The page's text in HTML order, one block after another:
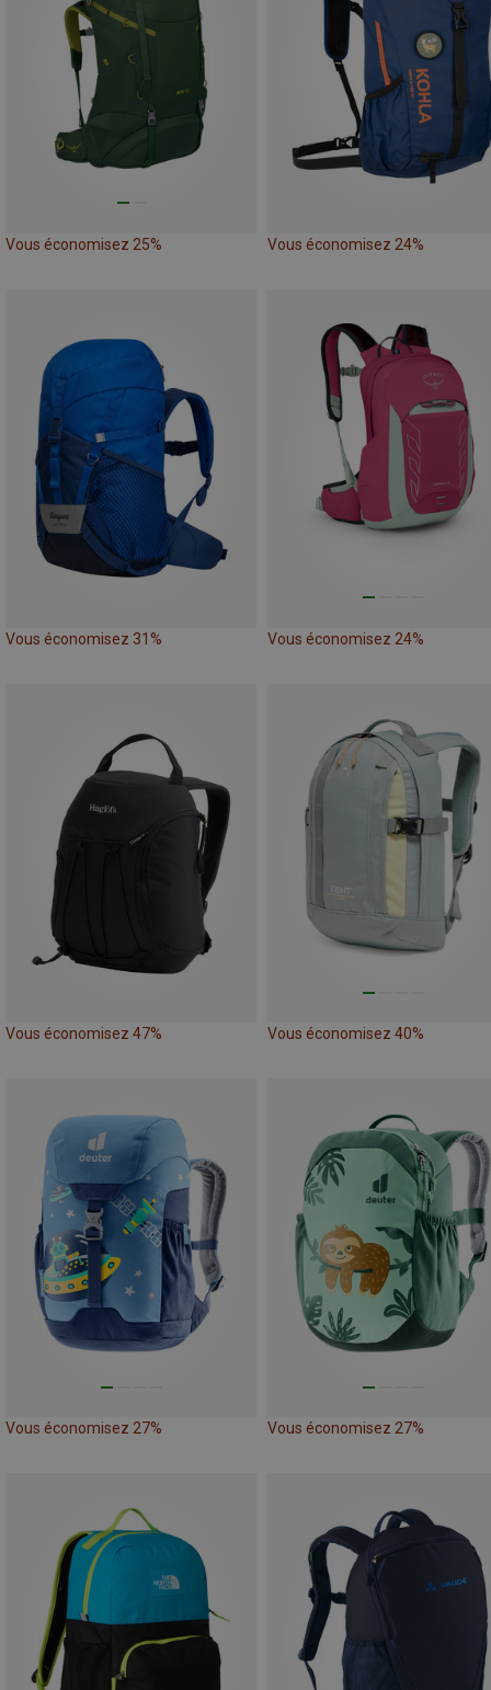
Vous économisez 25% Vous économisez 24%
Vous économisez 31% Vous économisez 24%
Vous économisez 47% Vous économisez 40%
Vous économisez 27% Vous économisez 27%